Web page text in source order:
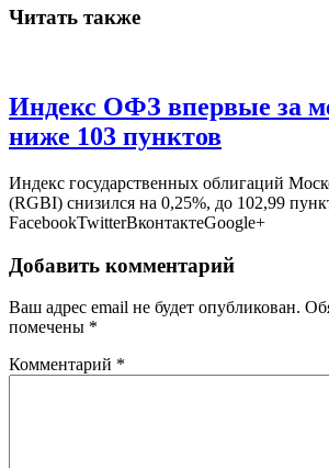
Читать также
Индекс ОФЗ впервые за
ниже 103 пунктов
Индекс государственных облигаций
(RGBI) снизился на 0,25%, до 102,99
FacebookTwitterВконтактеGoogle+
Добавить комментарий
Ваш адрес email не будет опубликован.
помечены *
Комментарий *